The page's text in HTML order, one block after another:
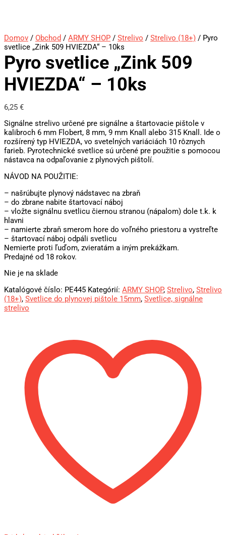
Domov / Obchod / ARMY SHOP / Strelivo / Strelivo (18+) / Pyro
svetlice „Zink 509 HVIEZDA“ – 10ks
Pyro svetlice „Zink 509
HVIEZDA“ – 10ks
6,25 €
Signálne strelivo určené pre signálne a štartovacie pištole v
kalibroch 6 mm Flobert, 8 mm, 9 mm Knall alebo 315 Knall. Ide o
rozšírený typ HVIEZDA, vo svetelných variáciách 10 rôznych
farieb. Pyrotechnické svetlice sú určené pre použitie s pomocou
nástavca na odpaľovanie z plynových pištolí.
NÁVOD NA POUŽITIE:
– našrúbujte plynový nádstavec na zbraň
– do zbrane nabite štartovací náboj
– vložte signálnu svetlicu čiernou stranou (nápalom) dole t.k. k
hlavni
– namierte zbraň smerom hore do voľného priestoru a vystreľte
– štartovací náboj odpáli svetlicu
Nemierte proti ľuďom, zvieratám a iným prekážkam.
Predajné od 18 rokov.
Nie je na sklade
Katalógové číslo: PE445 Kategórií: ARMY SHOP, Strelivo, Strelivo
(18+), Svetlice do plynovej pištole 15mm, Svetlice, signálne
strelivo